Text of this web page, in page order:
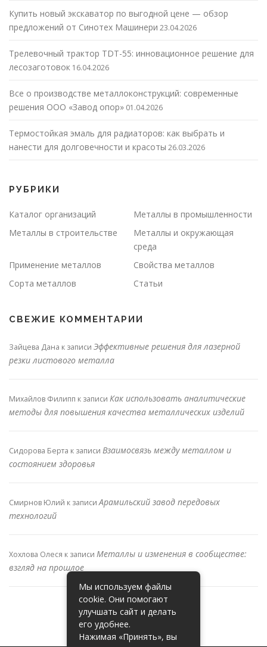
Купить новый экскаватор по выгодной цене — обзор
предложений от Синотех Машинери 23.04.2026
Трелевочный трактор TDT-55: инновационное решение для
лесозаготовок 16.04.2026
Все о производстве металлоконструкций: современные
решения ООО «Завод опор» 01.04.2026
Термостойкая эмаль для радиаторов: как выбрать и
нанести для долговечности и красоты 26.03.2026
РУБРИКИ
Каталог организаций
Металлы в промышленности
Металлы в строительстве
Металлы и окружающая
среда
Применение металлов
Свойства металлов
Сорта металлов
Статьи
СВЕЖИЕ КОММЕНТАРИИ
Зайцева Дана к записи Эффективные решения для лазерной
резки листового металла
Михайлов Филипп к записи Как использовать аналитические
методы для повышения качества металлических изделий
Сидорова Берта к записи Взаимосвязь между металлом и
состоянием здоровья
Смирнов Юлий к записиАрамильский завод передовых
технологий
Хохлова Олеся к записи Металлы и изменения в сообществе:
взгляд на прошлое
Мы используем файлы
cookie. Они помогают
улучшать сайт и делать
его удобнее.
Нажимая «Принять», вы